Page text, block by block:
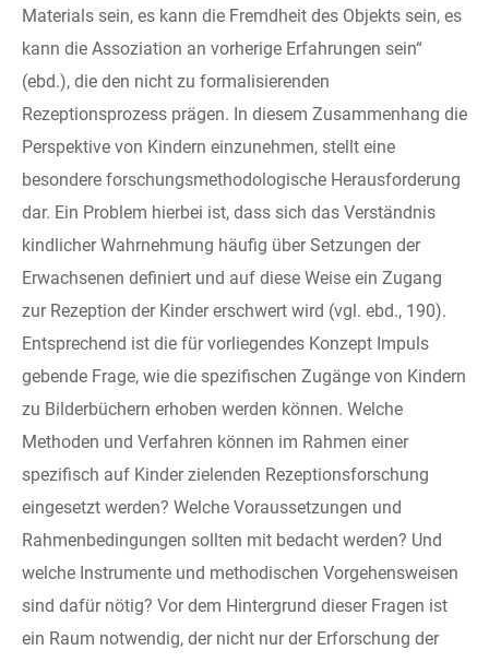
Materials sein, es kann die Fremdheit des Objekts sein, es
kann die Assoziation an vorherige Erfahrungen sein“
(ebd.), die den nicht zu formalisierenden
Rezeptionsprozess prägen. In diesem Zusammenhang die
Perspektive von Kindern einzunehmen, stellt eine
besondere forschungsmethodologische Herausforderung
dar. Ein Problem hierbei ist, dass sich das Verständnis
kindlicher Wahrnehmung häufig über Setzungen der
Erwachsenen definiert und auf diese Weise ein Zugang
zur Rezeption der Kinder erschwert wird (vgl. ebd., 190).
Entsprechend ist die für vorliegendes Konzept Impuls
gebende Frage, wie die spezifischen Zugänge von Kindern
zu Bilderbüchern erhoben werden können. Welche
Methoden und Verfahren können im Rahmen einer
spezifisch auf Kinder zielenden Rezeptionsforschung
eingesetzt werden? Welche Voraussetzungen und
Rahmenbedingungen sollten mit bedacht werden? Und
welche Instrumente und methodischen Vorgehensweisen
sind dafür nötig? Vor dem Hintergrund dieser Fragen ist
ein Raum notwendig, der nicht nur der Erforschung der